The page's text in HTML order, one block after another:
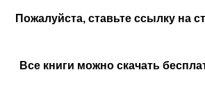
Пожалуйста, ставьте ссылку на
Все книги можно скачать